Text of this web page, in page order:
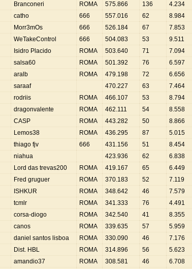
Branconeri ROMA 575.866 136 4.234
catho 666 557.016 62 8.984
Morr3mOs 666 526.184 67 7.853
WeTakeControl 666 504.083 53 9.511
Isidro Placido ROMA 503.640 71 7.094
salsa60 ROMA 501.392 76 6.597
aralb ROMA 479.198 72 6.656
saraaf 470.227 63 7.464
rodriis ROMA 466.107 53 8.794
dragonvalente ROMA 462.111 54 8.558
CASP ROMA 443.282 50 8.866
Lemos38 ROMA 436.295 87 5.015
thiago fjv 666 431.156 51 8.454
niahua 423.936 62 6.838
Lord das trevas200 ROMA 419.167 65 6.449
Fred gruguer ROMA 370.183 52 7.119
ISHKUR ROMA 348.642 46 7.579
tcmlr ROMA 341.333 76 4.491
corsa-diogo ROMA 342.540 41 8.355
canos ROMA 339.635 57 5.959
daniel santos lisboa ROMA 330.090 46 7.176
Dist. HBL ROMA 314.896 56 5.623
amandio37 ROMA 308.581 46 6.708